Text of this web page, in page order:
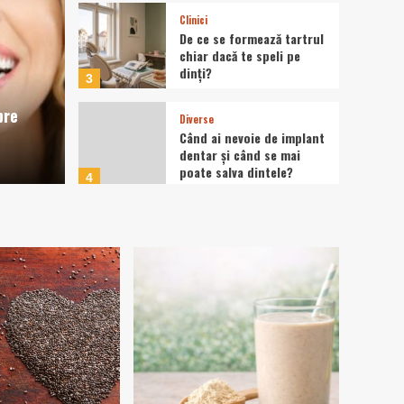
de un chirurg specialist
simptome nu trebuie
3
Clinici
De ce se formează tartrul
chiar dacă te speli pe
dinți?
4
Diverse
Când ai nevoie de implant
dentar și când se mai
poate salva dintele?
5
1
Recomandari
Intervențiile
laparoscopice pentru
afecțiunile colonului